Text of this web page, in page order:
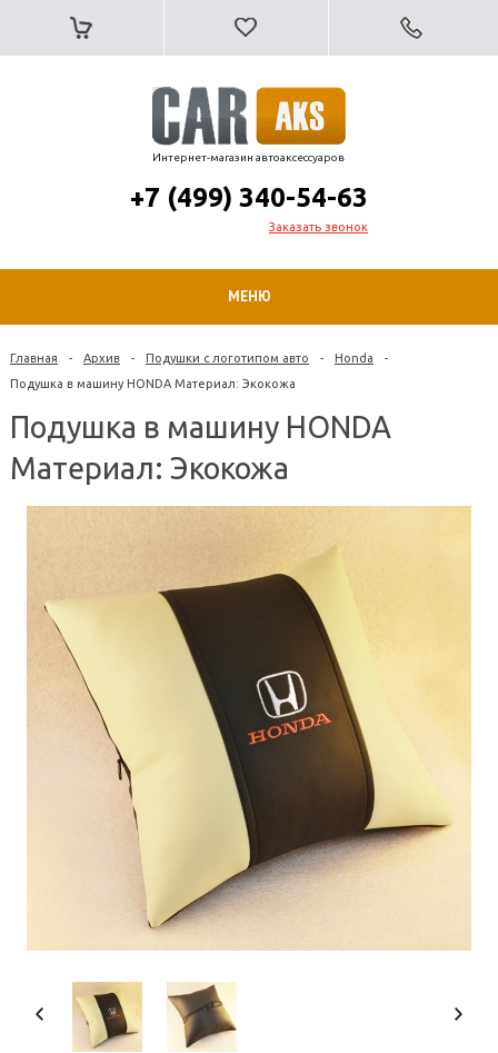
Интернет-магазин автоаксессуаров
+7 (499) 340-54-63
Заказать звонок
МЕНЮ
Главная - Архив - Подушки с логотипом авто - Honda
-
Подушка в машину HONDA Материал: Экокожа
Подушка в машину HONDA
Материал: Экокожа